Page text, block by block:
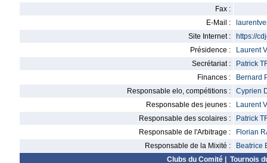
Fax :
E-Mail :
Site Internet :
https://
Présidence :
Laurent
Secrétariat :
Patrick
Finances :
Bernard
Responsable elo, compétitions :
Cyprien
Responsable des jeunes :
Laurent
Responsable des scolaires :
Patrick
Responsable de l'Arbitrage :
Florian
Responsable de la Mixité :
Beatrice
Clubs du Comité| Tournois